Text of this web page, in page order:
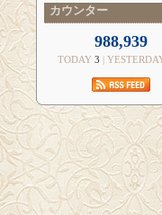
カウンター
988,939
TODAY 3 |